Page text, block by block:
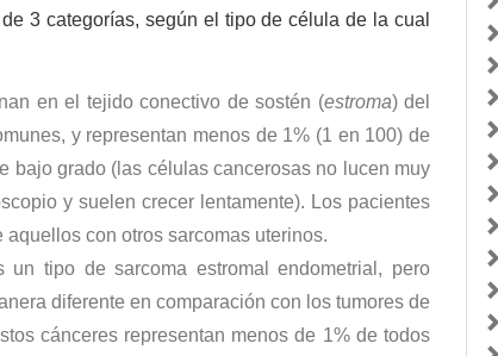
3 categorías, según el tipo de célula de la cual
en el tejido conectivo de sostén (estroma) del
y representan menos de 1% (1 en 100) de
bajo grado (las células cancerosas no lucen muy
y suelen crecer lentamente). Los pacientes
con otros sarcomas uterinos.
un tipo de sarcoma estromal endometrial, pero
diferente en comparación con los tumores de
cánceres representan menos de 1% de todos